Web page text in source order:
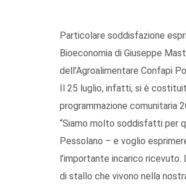
Particolare soddisfazione
Bioeconomia di Giuseppe
dell’Agroalimentare Confapi
Il 25 luglio, infatti, si è
programmazione comunitaria
“Siamo molto soddisfatti per
Pessolano – e voglio
l’importante incarico
di stallo che vivono nella